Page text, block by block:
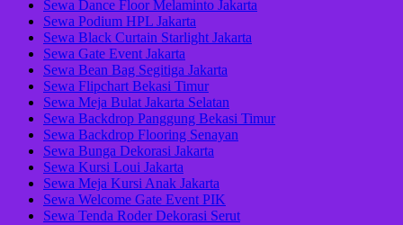
Sewa Dance Floor Melaminto Jakarta
Sewa Podium HPL Jakarta
Sewa Black Curtain Starlight Jakarta
Sewa Gate Event Jakarta
Sewa Bean Bag Segitiga Jakarta
Sewa Flipchart Bekasi Timur
Sewa Meja Bulat Jakarta Selatan
Sewa Backdrop Panggung Bekasi Timur
Sewa Backdrop Flooring Senayan
Sewa Bunga Dekorasi Jakarta
Sewa Kursi Loui Jakarta
Sewa Meja Kursi Anak Jakarta
Sewa Welcome Gate Event PIK
Sewa Tenda Roder Dekorasi Serut